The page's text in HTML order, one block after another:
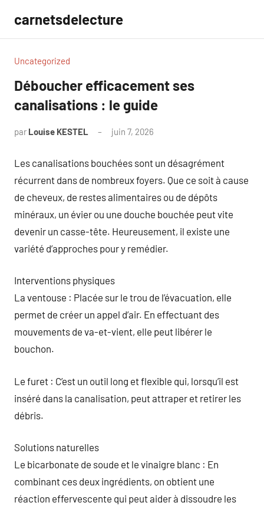
contenu
carnetsdelecture
Uncategorized
Déboucher efficacement ses
canalisations : le guide
par Louise KESTEL juin 7, 2026
Les canalisations bouchées sont un désagrément
récurrent dans de nombreux foyers. Que ce soit à cause
de cheveux, de restes alimentaires ou de dépôts
minéraux, un évier ou une douche bouchée peut vite
devenir un casse-tête. Heureusement, il existe une
variété d’approches pour y remédier.
Interventions physiques
La ventouse : Placée sur le trou de l’évacuation, elle
permet de créer un appel d’air. En effectuant des
mouvements de va-et-vient, elle peut libérer le
bouchon.
Le furet : C’est un outil long et flexible qui, lorsqu’il est
inséré dans la canalisation, peut attraper et retirer les
débris.
Solutions naturelles
Le bicarbonate de soude et le vinaigre blanc : En
combinant ces deux ingrédients, on obtient une
réaction effervescente qui peut aider à dissoudre les